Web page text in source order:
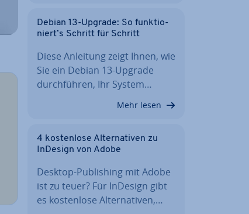
Debian 13-Upgrade: So funk­tio­
niert’s Schritt für Schritt
Diese Anleitung zeigt Ihnen, wie
Sie ein Debian 13-Upgrade
durch­füh­ren, Ihr System…
Mehr lesen
4 kos­ten­lo­se Al­ter­na­ti­ven zu
InDesign von Adobe
Desktop-Pu­bli­shing mit Adobe
ist zu teuer? Für InDesign gibt
es kos­ten­lo­se Al­ter­na­ti­ven,…